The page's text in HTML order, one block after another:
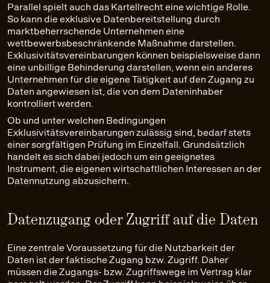
Parallel spielt auch das Kartellrecht eine wichtige Rolle.
So kann die exklusive Datenbereitstellung durch
marktbeherrschende Unternehmen eine
wettbewerbsbeschränkende Maßnahme darstellen.
Exklusivitätsvereinbarungen können beispielsweise dann
eine unbillige Behinderung darstellen, wenn ein anderes
Unternehmen für die eigene Tätigkeit auf den Zugang zu
Daten angewiesen ist, die von dem Dateninhaber
kontrolliert werden.
Ob und unter welchen Bedingungen
Exklusivitätsvereinbarungen zulässig sind, bedarf stets
einer sorgfältigen Prüfung im Einzelfall. Grundsätzlich
handelt es sich dabei jedoch um ein geeignetes
Instrument, die eigenen wirtschaftlichen Interessen an der
Datennutzung abzusichern.
Datenzugang oder Zugriff auf die Daten
Eine zentrale Voraussetzung für die Nutzbarkeit der
Daten ist der faktische Zugang bzw. Zugriff. Daher
müssen die Zugangs- bzw. Zugriffswege im Vertrag klar